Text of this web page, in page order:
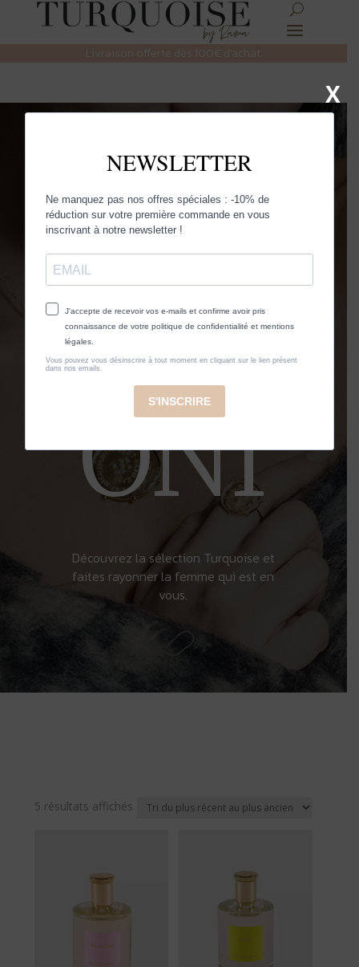
Livraison offerte dès 100€ d’achat
VANE
SSA
BAR
ONI
Découvrez la sélection Turquoise et
faites rayonner la femme qui est en
vous.
5 résultats affichés Trié
X